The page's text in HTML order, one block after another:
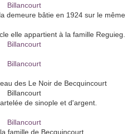
demeure bâtie en 1924 sur le même
elle appartient à la famille Reguieg.
des Le Noir de Becquincourt
de sinople et d'argent.
famille de Becquincourt